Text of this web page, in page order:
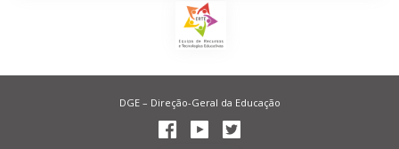
DGE – Direção-Geral da Educação